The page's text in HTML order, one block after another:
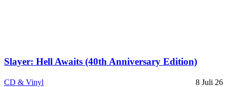
Slayer: Hell Awaits (40th Anniversary Edition)
CD & Vinyl 8 Juli 26